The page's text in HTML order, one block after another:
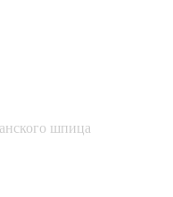
шпица